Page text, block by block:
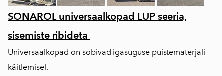
SONAROL universaalkopad LUP seeria,
sisemiste ribideta
Universaalkopad on sobivad igasuguse puistematerjali
käitlemisel.